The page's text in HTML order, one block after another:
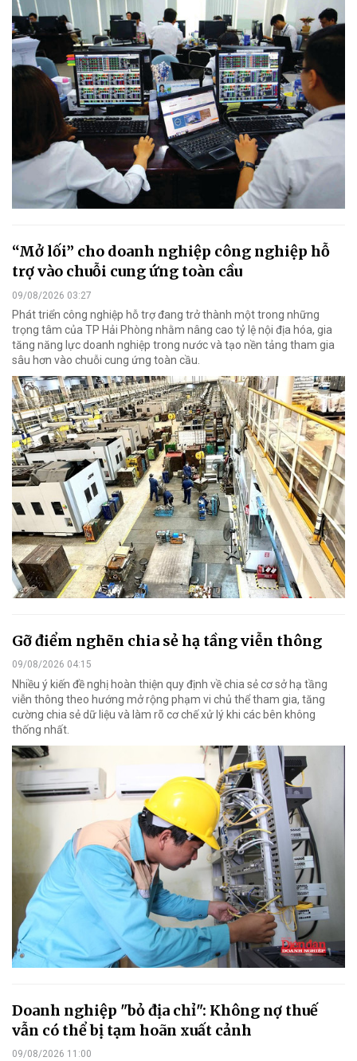
“Mở lối” cho doanh nghiệp công nghiệp hỗ
trợ vào chuỗi cung ứng toàn cầu
09/08/2026 03:27
Phát triển công nghiệp hỗ trợ đang trở thành một trong những
trọng tâm của TP Hải Phòng nhằm nâng cao tỷ lệ nội địa hóa, gia
tăng năng lực doanh nghiệp trong nước và tạo nền tảng tham gia
sâu hơn vào chuỗi cung ứng toàn cầu.
Gỡ điểm nghẽn chia sẻ hạ tầng viễn thông
09/08/2026 04:15
Nhiều ý kiến đề nghị hoàn thiện quy định về chia sẻ cơ sở hạ tầng
viễn thông theo hướng mở rộng phạm vi chủ thể tham gia, tăng
cường chia sẻ dữ liệu và làm rõ cơ chế xử lý khi các bên không
thống nhất.
Doanh nghiệp "bỏ địa chỉ": Không nợ thuế
vẫn có thể bị tạm hoãn xuất cảnh
09/08/2026 11:00